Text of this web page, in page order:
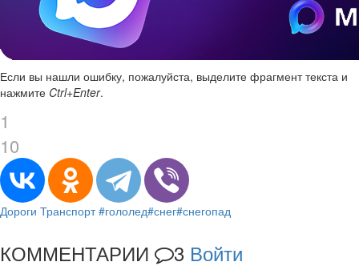
Если вы нашли ошибку, пожалуйста, выделите фрагмент текста и
нажмите Ctrl+Enter.
1
10
Дороги Транспорт #гололед#снег#снегопад
КОММЕНТАРИИ 3 Войти